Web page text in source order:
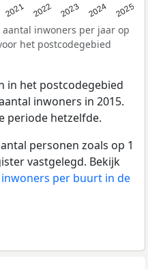
2021 2022 2023 2024 2025
inwoners per jaar op
het postcodegebied
in het postcodegebied
inwoners in 2015.
periode hetzelfde.
personen zoals op 1
vastgelegd. Bekijk
per buurt in de